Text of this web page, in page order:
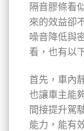
隔音膠條看
來的效益卻
噪音降低與
看，也有以
首先，車內
也讓車主能
間接提升駕
能力，能有